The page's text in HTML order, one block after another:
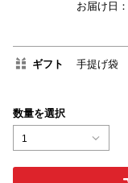
お届け日：
ギフト 手提げ袋
数量を選択
1